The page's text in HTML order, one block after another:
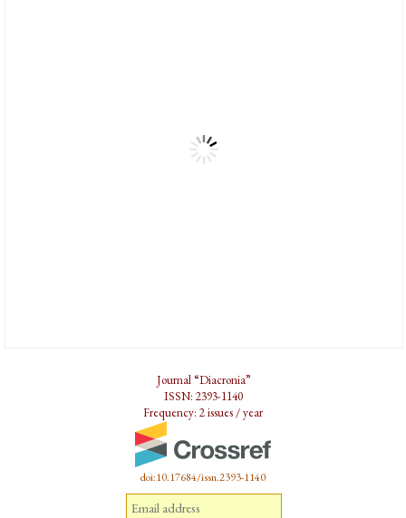
Journal “Diacronia”
ISSN: 2393-1140
Frequency: 2 issues / year
doi:10.17684/issn.2393-1140